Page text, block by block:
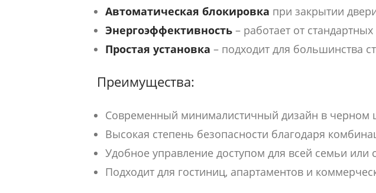
Автоматическая блокировка при закрытии
Энергоэффективность – работает от
Простая установка – подходит для большинства
Преимущества:
Современный минималистичный дизайн в черном
Высокая степень безопасности благодаря
Удобное управление доступом для всей семьи или
Подходит для гостиниц, апартаментов и